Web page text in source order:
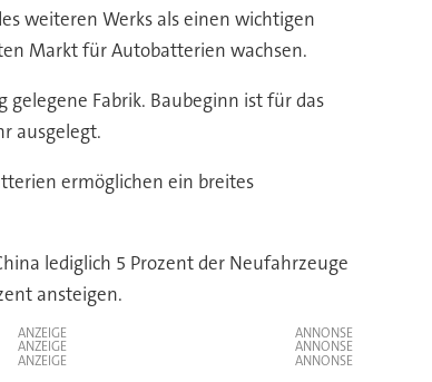
weiteren Werks als einen wichtigen
Markt für Autobatterien wachsen.
Fabrik. Baubeginn ist für das
ausgelegt.
ermöglichen ein breites
lediglich 5 Prozent der Neufahrzeuge
ansteigen.
ANZEIGE
ANZEIGE
ANZEIGE